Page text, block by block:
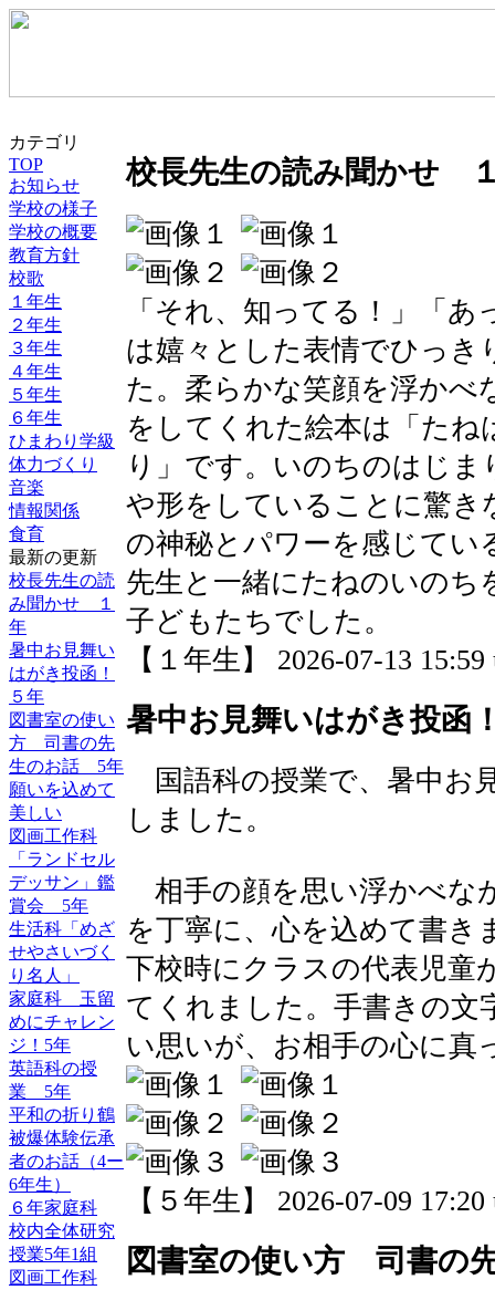
カテゴリ
TOP
お知らせ
学校の様子
学校の概要
教育方針
校歌
１年生
２年生
３年生
４年生
５年生
６年生
ひまわり学級
体力づくり
音楽
情報関係
食育
最新の更新
校長先生の読
み聞かせ １
年
暑中お見舞い
はがき投函！
５年
図書室の使い
方 司書の先
生のお話 5年
願いを込めて
美しい
図画工作科
「ランドセル
デッサン」鑑
賞会 5年
生活科「めざ
せやさいづく
り名人」
家庭科 玉留
めにチャレン
ジ！5年
英語科の授
業 5年
平和の折り鶴
被爆体験伝承
者のお話（4ー
6年生）
６年家庭科
校内全体研究
授業5年1組
図画工作科
校長先生の読み聞かせ
「それ、知ってる！」「
は嬉々とした表情でひっ
た。柔らかな笑顔を浮かべ
をしてくれた絵本は「た
り」です。いのちのはじ
や形をしていることに驚
の神秘とパワーを感じてい
先生と一緒にたねのいのち
子どもたちでした。
【１年生】 2026-07-13 15:59
暑中お見舞いはがき投函
国語科の授業で、暑中お
しました。
相手の顔を思い浮かべな
を丁寧に、心を込めて書き
下校時にクラスの代表児童
てくれました。手書きの文
い思いが、お相手の心に真
【５年生】 2026-07-09 17:20
図書室の使い方 司書の